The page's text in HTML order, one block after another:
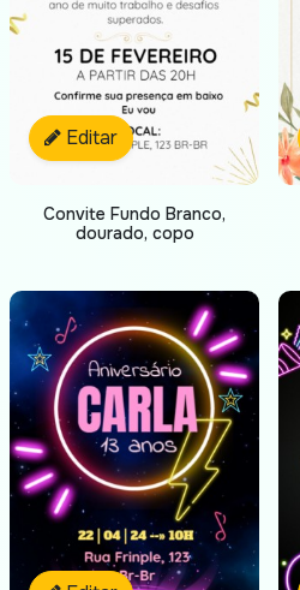
Editar
Convite Fundo Branco,
dourado, copo